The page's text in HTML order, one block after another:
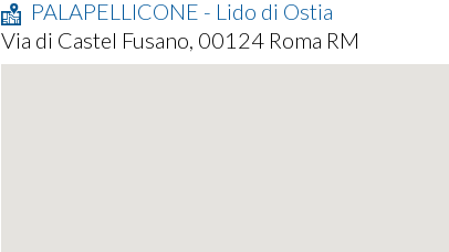
PALAPELLICONE - Lido di Ostia
Via di Castel Fusano, 00124 Roma RM